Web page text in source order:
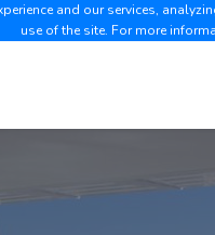
and our services,
use of the site. For more